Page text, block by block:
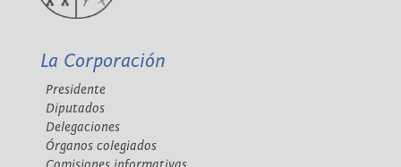
La Corporación
Presidente
Diputados
Delegaciones
Órganos colegiados